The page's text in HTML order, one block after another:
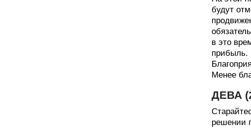
будут
в это
прибыль.
Менее
ДЕВА
решении